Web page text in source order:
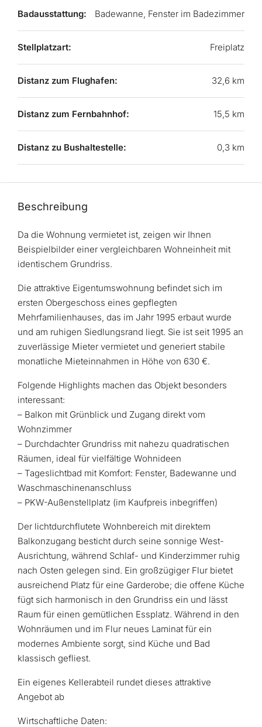
Badausstattung: Badewanne, Fenster im Badezimmer
Stellplatzart: Freiplatz
Distanz zum Flughafen: 32,6 km
Distanz zum Fernbahnhof: 15,5 km
Distanz zu Bushaltestelle: 0,3 km
Beschreibung
Da die Wohnung vermietet ist, zeigen wir Ihnen
Beispielbilder einer vergleichbaren Wohneinheit mit
identischem Grundriss.
Die attraktive Eigentumswohnung befindet sich im
ersten Obergeschoss eines gepflegten
Mehrfamilienhauses, das im Jahr 1995 erbaut wurde
und am ruhigen Siedlungsrand liegt. Sie ist seit 1995 an
zuverlässige Mieter vermietet und generiert stabile
monatliche Mieteinnahmen in Höhe von 630 €.
Folgende Highlights machen das Objekt besonders
interessant:
– Balkon mit Grünblick und Zugang direkt vom
Wohnzimmer
– Durchdachter Grundriss mit nahezu quadratischen
Räumen, ideal für vielfältige Wohnideen
– Tageslichtbad mit Komfort: Fenster, Badewanne und
Waschmaschinenanschluss
– PKW-Außenstellplatz (im Kaufpreis inbegriffen)
Der lichtdurchflutete Wohnbereich mit direktem
Balkonzugang besticht durch seine sonnige West-
Ausrichtung, während Schlaf- und Kinderzimmer ruhig
nach Osten gelegen sind. Ein großzügiger Flur bietet
ausreichend Platz für eine Garderobe; die offene Küche
fügt sich harmonisch in den Grundriss ein und lässt
Raum für einen gemütlichen Essplatz. Während in den
Wohnräumen und im Flur neues Laminat für ein
modernes Ambiente sorgt, sind Küche und Bad
klassisch gefliest.
Ein eigenes Kellerabteil rundet dieses attraktive
Angebot ab
Wirtschaftliche Daten: